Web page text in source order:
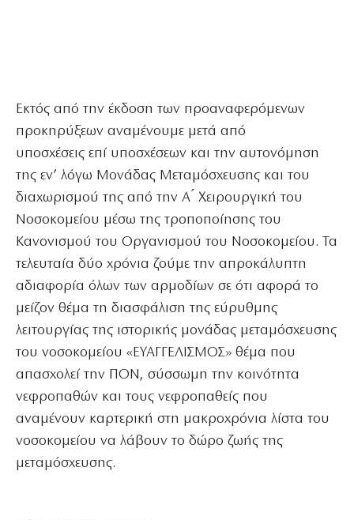
Εκτός από την έκδοση των προαναφερόμενων
προκηρύξεων αναμένουμε μετά από
υποσχέσεις επί υποσχέσεων και την αυτονόμηση
της εν’ λόγω Μονάδας Μεταμόσχευσης και του
διαχωρισμού της από την Α ́ Χειρουργική του
Νοσοκομείου μέσω της τροποποίησης του
Κανονισμού του Οργανισμού του Νοσοκομείου. Τα
τελευταία δύο χρόνια ζούμε την απροκάλυπτη
αδιαφορία όλων των αρμοδίων σε ότι αφορά το
μείζον θέμα τη διασφάλιση της εύρυθμης
λειτουργίας της ιστορικής μονάδας μεταμόσχευσης
του νοσοκομείου «ΕΥΑΓΓΕΛΙΣΜΟΣ» θέμα που
απασχολεί την ΠΟΝ, σύσσωμη την κοινότητα
νεφροπαθών και τους νεφροπαθείς που
αναμένουν καρτερική στη μακροχρόνια λίστα του
νοσοκομείου να λάβουν το δώρο ζωής της
μεταμόσχευσης.